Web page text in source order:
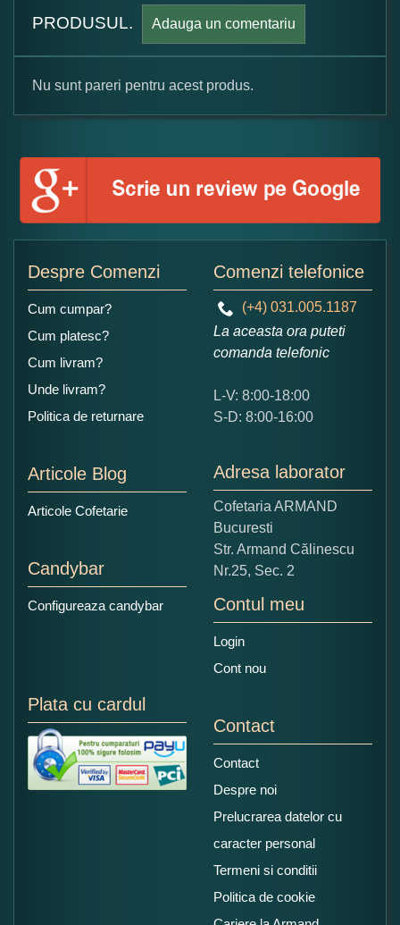
PRODUSUL.
Adauga un comentariu
Formular pareri client
Numele dumneavoastra:
Ce nota acordati acestui produs?
5
Copiati alaturi numarul din imagine:
Nu sunt pareri pentru acest produs.
Despre Comenzi
Cum cumpar?
Cum platesc?
Cum livram?
Unde livram?
Politica de returnare
Articole Blog
Articole Cofetarie
Candybar
Configureaza candybar
Comenzi telefonice
(+4) 031.005.1187
La aceasta ora puteti
comanda telefonic
L-V: 8:00-18:00
S-D: 8:00-16:00
Adresa laborator
Cofetaria ARMAND
Bucuresti
Str. Armand Călinescu
Nr.25, Sec. 2
Contul meu
Login
Cont nou
Plata cu cardul
Contact
Contact
Despre noi
Prelucrarea datelor cu
caracter personal
Termeni si conditii
Politica de cookie